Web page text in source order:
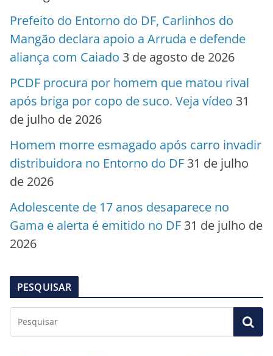
Prefeito do Entorno do DF, Carlinhos do
Mangão declara apoio a Arruda e defende
aliança com Caiado 3 de agosto de 2026
PCDF procura por homem que matou rival
após briga por copo de suco. Veja vídeo 31
de julho de 2026
Homem morre esmagado após carro invadir
distribuidora no Entorno do DF 31 de julho
de 2026
Adolescente de 17 anos desaparece no
Gama e alerta é emitido no DF 31 de julho de
2026
PESQUISAR